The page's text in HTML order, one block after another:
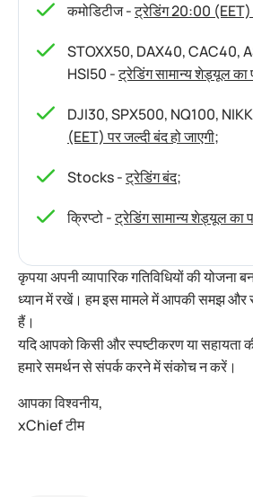
कमोडिटीज -ट्रेडिंग 20:00 (EET)
STOXX50, DAX40, CAC40,
HSI50 -ट्रेडिंग सामान्य शेड्यूल का
DJI30, SPX500, NQ100,
(EET) पर जल्दी बंद हो जाएगी;
Stocks -ट्रेडिंग बंद;
क्रिप्टो -ट्रेडिंग सामान्य शेड्यूल का
कृपया अपनी व्यापारिक गतिविधियों की योजना
ध्यान में रखें। हम इस मामले में आपकी समझ और
हैं।
यदि आपको किसी और स्पष्टीकरण या सहायता
हमारे समर्थन से संपर्क करने में संकोच न करें।
आपका विश्वनीय,
xChief टीम